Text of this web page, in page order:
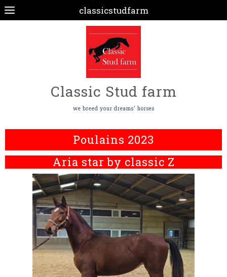
classicstudfarm
Classic Stud farm
we breed your dreams' horses
Poulains 2023
Aria star by classic Z